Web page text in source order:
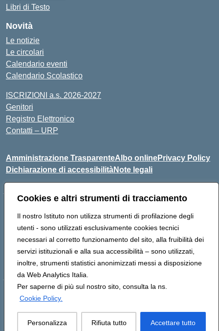
Cookies e altri strumenti di tracciamento
Il nostro Istituto non utilizza strumenti di profilazione degli
utenti - sono utilizzati esclusivamente cookies tecnici
necessari al corretto funzionamento del sito, alla fruibilità dei
servizi istituzionali e alla sua accessibilità – sono utilizzati,
inoltre, strumenti statistici anonimizzati messi a disposizione
da Web Analytics Italia.
Per saperne di più sul nostro sito, consulta la ns.
Cookie Policy.
Personalizza Rifiuta tutto Accettare tutto
Libri di Testo
Novità
Le notizie
Le circolari
Calendario eventi
Calendario Scolastico
ISCRIZIONI a.s. 2026-2027
Genitori
Registro Elettronico
Contatti – URP
Amministrazione TrasparenteAlbo onlinePrivacy Policy
Dichiarazione di accessibilitàNote legali
Centralino:0712805041 Email:anic81600p@istruzione.it
Posta elettronica certificata (PEC):anic81600p@pec.istruzione.it